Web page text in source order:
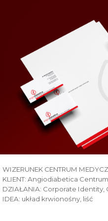
WIZERUNEK CENTRUM
KLIENT: Angiodiabetica
DZIAŁANIA: Corporate
IDEA: układ krwionośny, liść